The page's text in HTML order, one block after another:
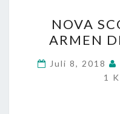
kNOVA
ARMEN
Juli 8, 2018
1